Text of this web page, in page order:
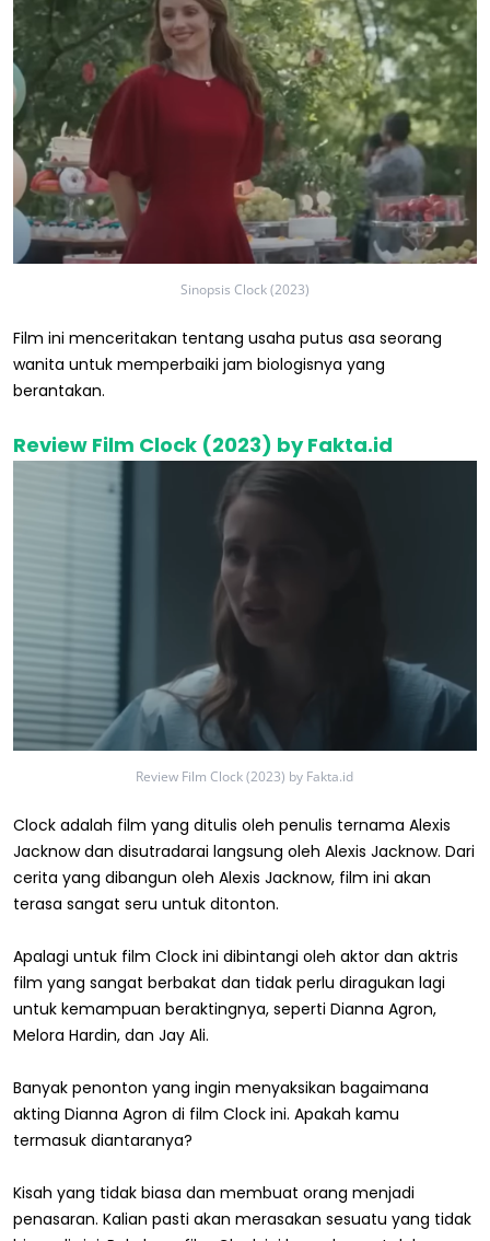
Sinopsis Clock (2023)
Film ini menceritakan tentang usaha putus asa seorang
wanita untuk memperbaiki jam biologisnya yang
berantakan.
Review Film Clock (2023) by Fakta.id
Review Film Clock (2023) by Fakta.id
Clock adalah film yang ditulis oleh penulis ternama Alexis
Jacknow dan disutradarai langsung oleh Alexis Jacknow. Dari
cerita yang dibangun oleh Alexis Jacknow, film ini akan
terasa sangat seru untuk ditonton.
Apalagi untuk film Clock ini dibintangi oleh aktor dan aktris
film yang sangat berbakat dan tidak perlu diragukan lagi
untuk kemampuan beraktingnya, seperti Dianna Agron,
Melora Hardin, dan Jay Ali.
Banyak penonton yang ingin menyaksikan bagaimana
akting Dianna Agron di film Clock ini. Apakah kamu
termasuk diantaranya?
Kisah yang tidak biasa dan membuat orang menjadi
penasaran. Kalian pasti akan merasakan sesuatu yang tidak